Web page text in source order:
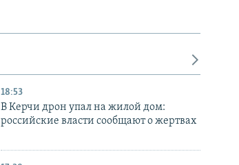
18:53
В Керчи дрон упал на жилой дом:
российские власти сообщают о жертвах